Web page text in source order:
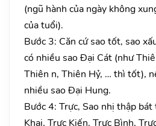
(ngũ hành của ngày không
của tuổi).
Bước 3: Căn cứ sao tốt, sao
có nhiều sao Đại Cát (như
Thiên n, Thiên Hỷ, … thì tốt),
nhiều sao Đại Hung.
Bước 4: Trực, Sao nhị thập
Khai, Trực Kiến, Trực Bình,